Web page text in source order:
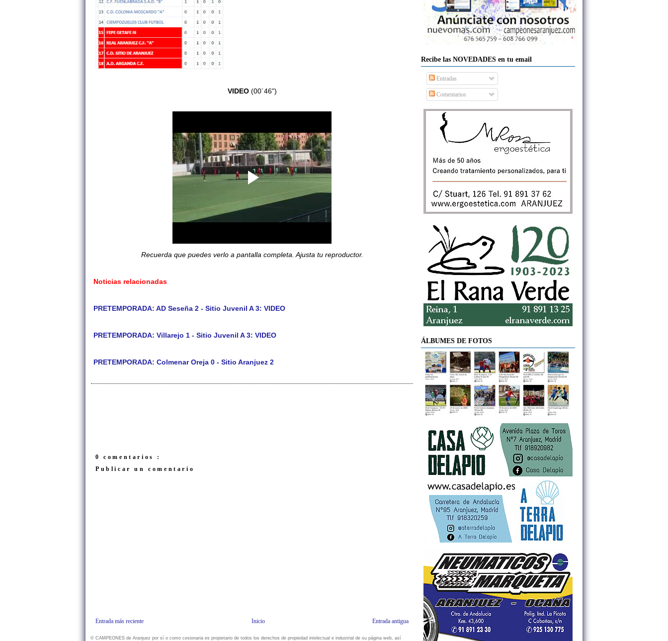
VIDEO(00´46")
Recuerda que puedes verlo a pantalla completa. Ajusta tu reproductor.
Noticias relacionadas
PRETEMPORADA: AD Seseña 2 - Sitio Juvenil A 3: VIDEO
PRETEMPORADA: Villarejo 1 - Sitio Juvenil A 3: VIDEO
PRETEMPORADA: Colmenar Oreja 0 - Sitio Aranjuez 2
0 comentarios :
Publicar un comentario
Entrada más reciente Entrada antigua
Inicio
© CAMPEONES de Aranjuez por sí o como cesionaria es propietario de todos los derechos de propiedad intelectual e industrial de su página web, así
Recibe las NOVEDADES en tu email
Entradas
Comentarios
ÁLBUMES DE FOTOS